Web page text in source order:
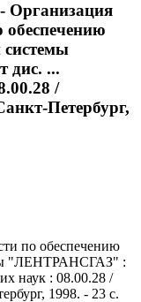
Организация
обеспечению
системы
дис. ...
/
Петербург,
по обеспечению
"ЛЕНТРАНСГАЗ" :
наук : 08.00.28 /
1998. - 23 с.